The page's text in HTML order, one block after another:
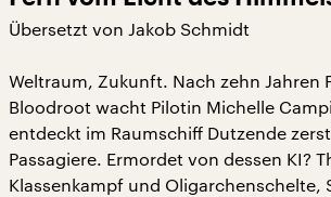
Übersetzt von Jakob Schmidt
Weltraum, Zukunft. Nach zehn Jahren
Bloodroot wacht Pilotin Michelle
entdeckt im Raumschiff Dutzende
Passagiere. Ermordet von dessen KI?
Klassenkampf und Oligarchenschelte,